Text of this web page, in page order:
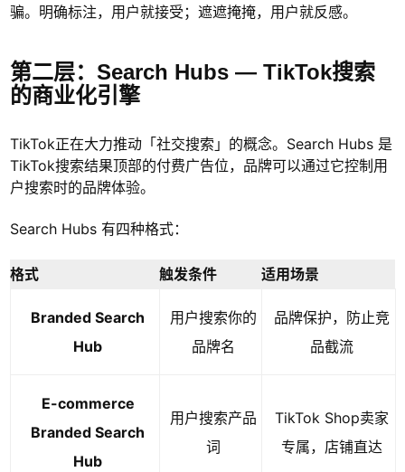
骗。明确标注，用户就接受；遮遮掩掩，用户就反感。
第二层：Search Hubs — TikTok搜索
的商业化引擎
TikTok正在大力推动「社交搜索」的概念。Search Hubs 是
TikTok搜索结果顶部的付费广告位，品牌可以通过它控制用
户搜索时的品牌体验。
Search Hubs 有四种格式：
格式 触发条件 适用场景
Branded Search
Hub
用户搜索你的
品牌名
品牌保护，防止竞
品截流
E-commerce
Branded Search
Hub
用户搜索产品
词
TikTok Shop卖家
专属，店铺直达